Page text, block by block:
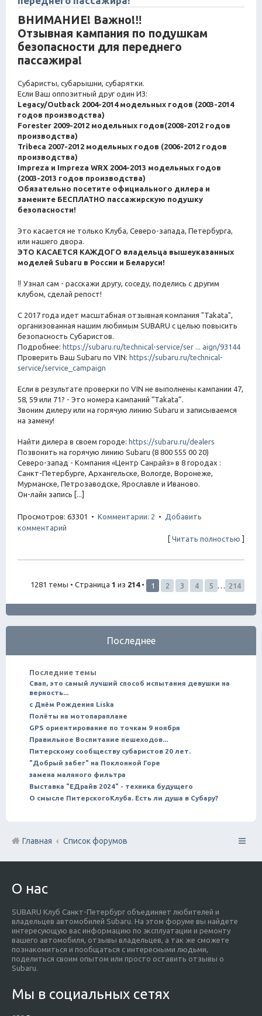
ВНИМАНИЕ! Важно!‼
Отзывная кампания по подушкам
безопасности для переднего
пассажира!
Субаристы, субарышни, субарятки.
Если Ваш оппозитный друг один ИЗ:
Legacy/Outback 2004-2014 модельных годов (2003-2014
годов производства)
Forester 2009-2012 модельных годов(2008-2012 годов
производства)
Tribeca 2007-2012 модельных годов (2006-2012 годов
производства)
Impreza и Impreza WRX 2004-2013 модельных годов
(2003-2013 годов производства)
Обязательно посетите официального дилера и
замените БЕСПЛАТНО пассажирскую подушку
безопасности!
Это касается не только Клуба, Северо-запада, Петербурга,
или нашего двора.
ЭТО КАСАЕТСЯ КАЖДОГО владельца вышеуказанных
моделей Subaru в России и Беларуси!
‼ Узнал сам - расскажи другу, соседу, поделись с другим
клубом, сделай репост!
С 2017 года идет масштабная отзывная компания "Takata",
организованная нашим любимым SUBARU с целью повысить
безопасность Субаристов.
Подробнее: https://subaru.ru/technical-service/ser ... aign/93144
Проверить Ваш Subaru по VIN: https://subaru.ru/technical-
service/service_campaign
Если в результате проверки по VIN не выполнены кампании 47,
58, 59 или 71? - Это номера кампаний “Takata”.
Звоним дилеру или на горячую линию Subaru и записываемся
на замену!
Найти дилера в своем городе: https://subaru.ru/dealers
Позвонить на горячую линию Subaru (8 800 555 00 20)
Северо-запад - Компания «Центр Санрайз» в 8 городах :
Санкт-Петербурге, Архангельске, Вологде, Воронеже,
Мурманске, Петрозаводске, Ярославле и Иваново.
Он-лайн запись [...]
Просмотров: 63301 • Комментарии: 2 •
Добавить
комментарий
[ Читать полностью ]
1281 темы • Страница 1 из 214• 1 2 3 4 5 214
Последнее
Последние темы
Свап, это самый лучший способ испытания девушки на
верность...
с Днём Рождения Liska
Полёты на мотопараплане
GPS ориентирование по точкам 9 ноября
Правильное Воспитание пешеходов...
Питерскому сообществу субаристов 20 лет.
"Добрый забег" на Поклонной Горе
замена маляного фильтра
Выставка "ЕДрайв 2024" - техника будущего
О смысле ПитерскогоКлуба. Есть ли душа в Субару?
Главная Список форумов
О нас
SUBARU Клуб Санкт-Петербург объединяет любителей и
владельцев автомобилей Subaru. На этом форуме вы найдете
интересующую вас информацию по эксплуатации и ремонту
вашего автомобиля, отзывы владельцев, а так же сможете
познакомиться и пообщаться с интересными людьми,
поделиться своим опытом или просто оставить отзывы о
Subaru.
Мы в социальных сетях